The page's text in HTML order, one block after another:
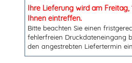
Ihre Lieferung wird am Freitag,
Ihnen eintreffen.
Bitte beachten Sie einen
fehlerfreien Druckdateneingang
den angestrebten Liefertermin